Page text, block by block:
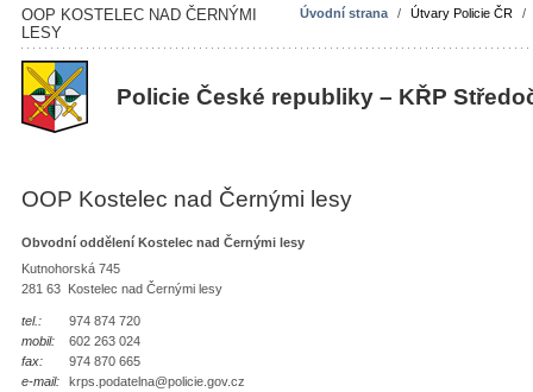
Úvodní strana / Útvary Policie ČR /
OOP KOSTELEC NAD ČERNÝMI
LESY
Policie České republiky – KŘP
OOP Kostelec nad Černými lesy
Obvodní oddělení Kostelec nad Černými lesy
Kutnohorská 745
281 63 Kostelec nad Černými lesy
tel.:
974 874 720
mobil:
602 263 024
fax:
974 870 665
e-mail:
krps.podatelna@policie.gov.cz